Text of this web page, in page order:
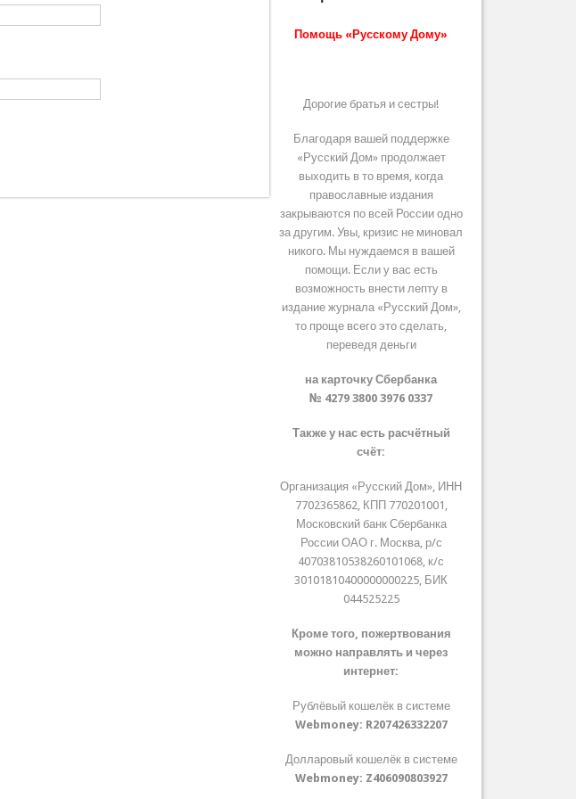
Помощь «Русскому Дому»
Дорогие братья и сестры!
Благодаря вашей поддержке
«Русский Дом» продолжает
выходить в то время, когда
православные издания
закрываются по всей России одно
за другим. Увы, кризис не миновал
никого. Мы нуждаемся в вашей
помощи. Если у вас есть
возможность внести лепту в
издание журнала «Русский Дом»,
то проще всего это сделать,
переведя деньги
на карточку Сбербанка
№ 4279 3800 3976 0337
Также у нас есть расчётный
счёт:
Организация «Русский Дом», ИНН
7702365862, КПП 770201001,
Московский банк Сбербанка
России ОАО г. Москва, р/с
40703810538260101068, к/с
30101810400000000225, БИК
044525225
Кроме того, пожертвования
можно направлять и через
интернет:
Рублёвый кошелёк в системе
Webmoney: R207426332207
Долларовый кошелёк в системе
Webmoney: Z406090803927